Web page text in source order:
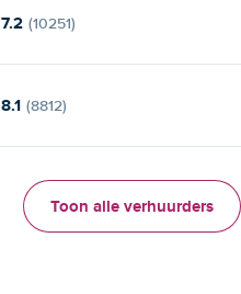
7.2 (10251)
8.1 (8812)
Toon alle verhuurders